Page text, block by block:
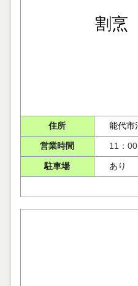
割烹
住所 能代市
営業時間 11：
駐車場 あり